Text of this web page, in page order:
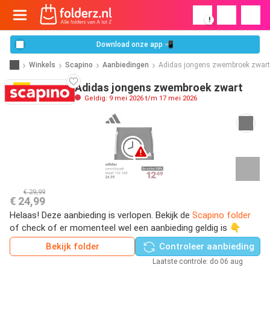
!
Download onze app 📲
Winkels Scapino Aanbiedingen Adidas jongens zwembroek zwart
Adidas jongens zwembroek zwart
Geldig: 9 mei 2026 t/m 17 mei 2026
€ 29,99
€ 24,99
Helaas! Deze aanbieding is verlopen. Bekijk de Scapino folder
of check of er momenteel wel een aanbieding geldig is 👇
Bekijk folder
Controleer aanbieding
Laatste controle: do 06 aug